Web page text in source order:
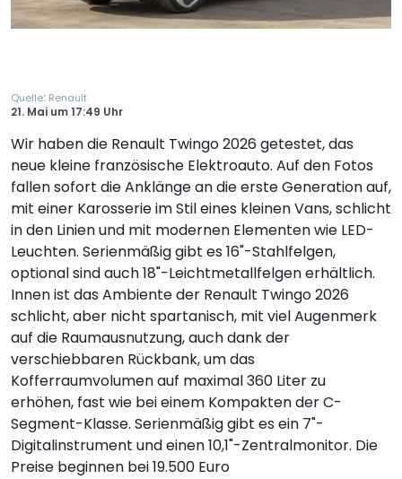
Quelle: Renault
21. Mai um17:49 Uhr
Wir haben die Renault Twingo 2026 getestet, das
neue kleine französische Elektroauto. Auf den Fotos
fallen sofort die Anklänge an die erste Generation auf,
mit einer Karosserie im Stil eines kleinen Vans, schlicht
in den Linien und mit modernen Elementen wie LED-
Leuchten. Serienmäßig gibt es 16"-Stahlfelgen,
optional sind auch 18"-Leichtmetallfelgen erhältlich.
Innen ist das Ambiente der Renault Twingo 2026
schlicht, aber nicht spartanisch, mit viel Augenmerk
auf die Raumausnutzung, auch dank der
verschiebbaren Rückbank, um das
Kofferraumvolumen auf maximal 360 Liter zu
erhöhen, fast wie bei einem Kompakten der C-
Segment-Klasse. Serienmäßig gibt es ein 7"-
Digitalinstrument und einen 10,1"-Zentralmonitor. Die
Preise beginnen bei 19.500 Euro